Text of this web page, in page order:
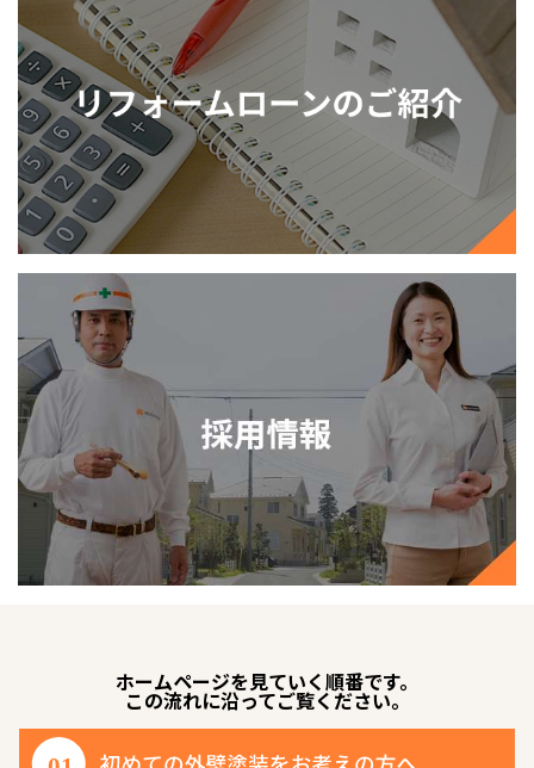
ホームページを見ていく順番です。
この流れに沿ってご覧ください。